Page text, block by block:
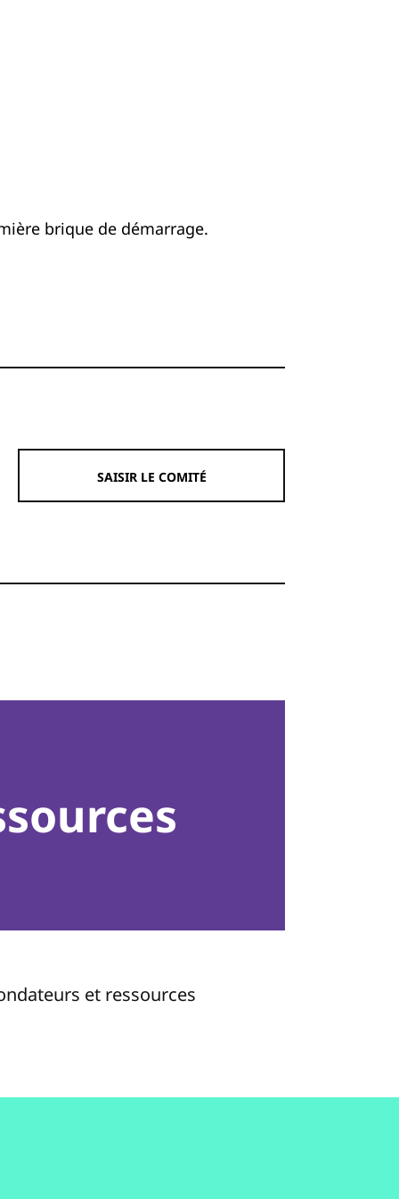
brique de démarrage.
SAISIR LE COMITÉ
et ressources